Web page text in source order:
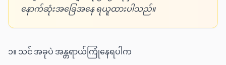
နောက်ဆုံးအခြေအနေ ရယူထားပါသည်။
၁။ သင် အခုပဲ အန္တရာယ်ကြုံနေရပါက